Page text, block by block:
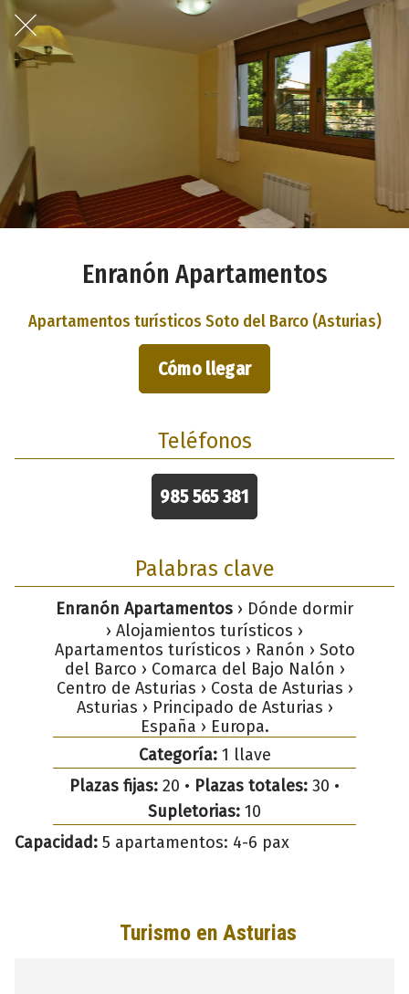
Enranón Apartamentos
Apartamentos turísticos Soto del Barco (Asturias)
Cómo llegar
Teléfonos
985 565 381
Palabras clave
Enranón Apartamentos › Dónde dormir
› Alojamientos turísticos ›
Apartamentos turísticos › Ranón › Soto
del Barco › Comarca del Bajo Nalón ›
Centro de Asturias › Costa de Asturias ›
Asturias › Principado de Asturias ›
España › Europa.
Categoría:1 llave
Plazas fijas: 20 • Plazas totales: 30 •
Supletorias: 10
Capacidad: 5 apartamentos: 4-6 pax